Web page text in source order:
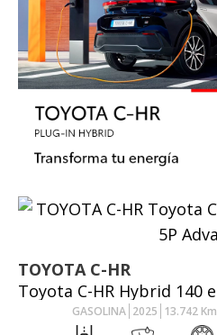
TOYOTA C-HR
GASOLINA 2025 13.742Km